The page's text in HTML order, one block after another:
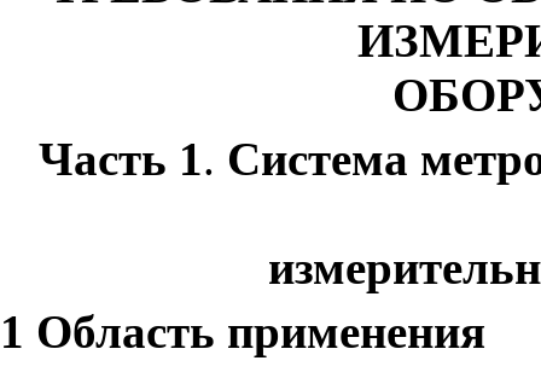
Часть 1. Система
1 Область применения